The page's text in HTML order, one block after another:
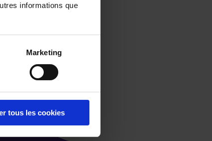
informations que
Marketing
tous les cookies